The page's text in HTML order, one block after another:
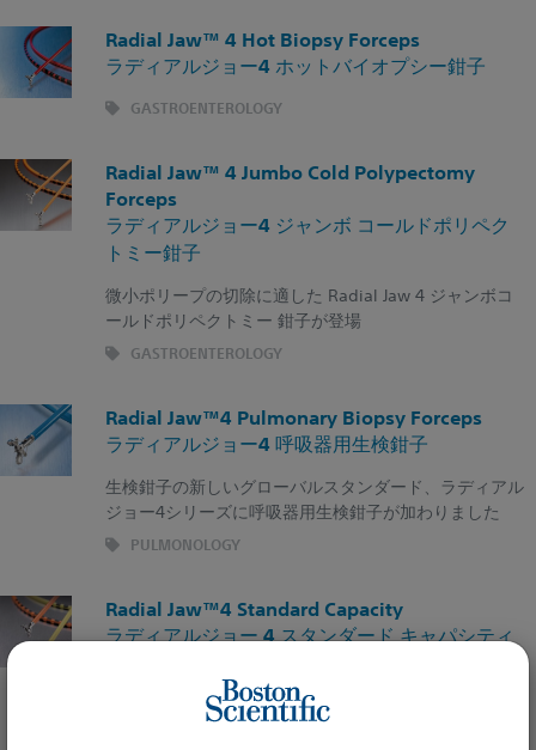
Radial Jaw™ 4 Hot Biopsy Forceps
ラディアルジョー4 ホットバイオプシー鉗子
GASTROENTEROLOGY
Radial Jaw™ 4 Jumbo Cold Polypectomy
Forceps
ラディアルジョー4 ジャンボ コールドポリペク
トミー鉗子
微小ポリープの切除に適した Radial Jaw 4 ジャンボコ
ールドポリペクトミー 鉗子が登場
GASTROENTEROLOGY
Radial Jaw™4 Pulmonary Biopsy Forceps
ラディアルジョー4 呼吸器用生検鉗子
生検鉗子の新しいグローバルスタンダード、ラディアル
ジョー4シリーズに呼吸器用生検鉗子が加わりました
PULMONOLOGY
Radial Jaw™4 Standard Capacity
ラディアルジョー 4 スタンダード キャパシティ
過去最も好評を博したRadial Jaw™3のカップ形状をベ
ースに機能を進化させ優れた挿通性を併せ持つ生検鉗子
に生まれ変わりました